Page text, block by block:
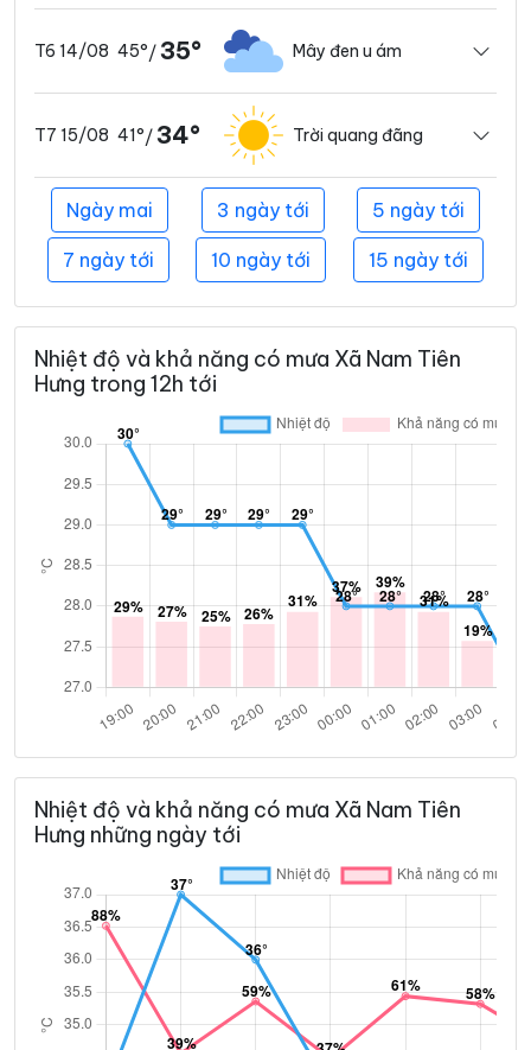
T6 14/08 45°/ 35° Mây đen u ám
T7 15/08 41°/ 34° Trời quang đãng
Ngày mai 3 ngày tới 5 ngày tới
7 ngày tới 10 ngày tới 15 ngày tới
Nhiệt độ và khả năng có mưa Xã Nam Tiên
Hưng trong 12h tới
Nhiệt độ và khả năng có mưa Xã Nam Tiên
Hưng những ngày tới